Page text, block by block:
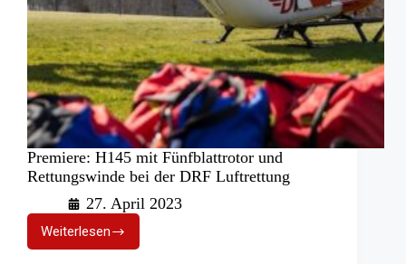
Premiere: H145 mit Fünfblattrotor und
Rettungswinde bei der DRF Luftrettung
27. April 2023
Weiterlesen
Premiere:
H145